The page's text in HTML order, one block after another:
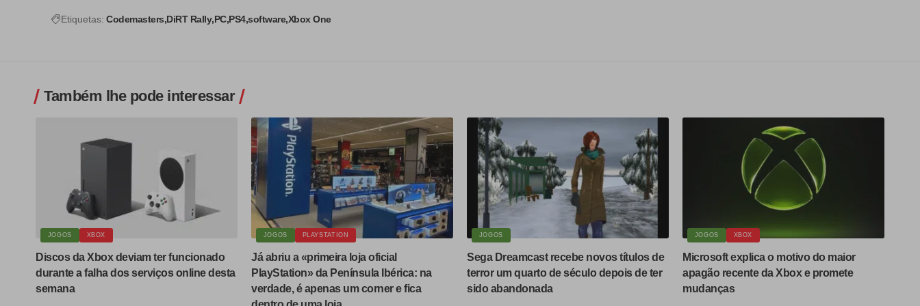
Etiquetas: Codemasters DiRT Rally PC PS4 software Xbox One
Também lhe pode interessar
JOGOS XBOX
Discos da Xbox deviam ter funcionado
durante a falha dos serviços online desta
semana
JOGOS PLAYSTATION
Já abriu a «primeira loja oficial
PlayStation» da Península Ibérica: na
verdade, é apenas um corner e fica
JOGOS
Sega Dreamcast recebe novos títulos de
terror um quarto de século depois de ter
sido abandonada
JOGOS XBOX
Microsoft explica o motivo do maior
apagão recente da Xbox e promete
mudanças